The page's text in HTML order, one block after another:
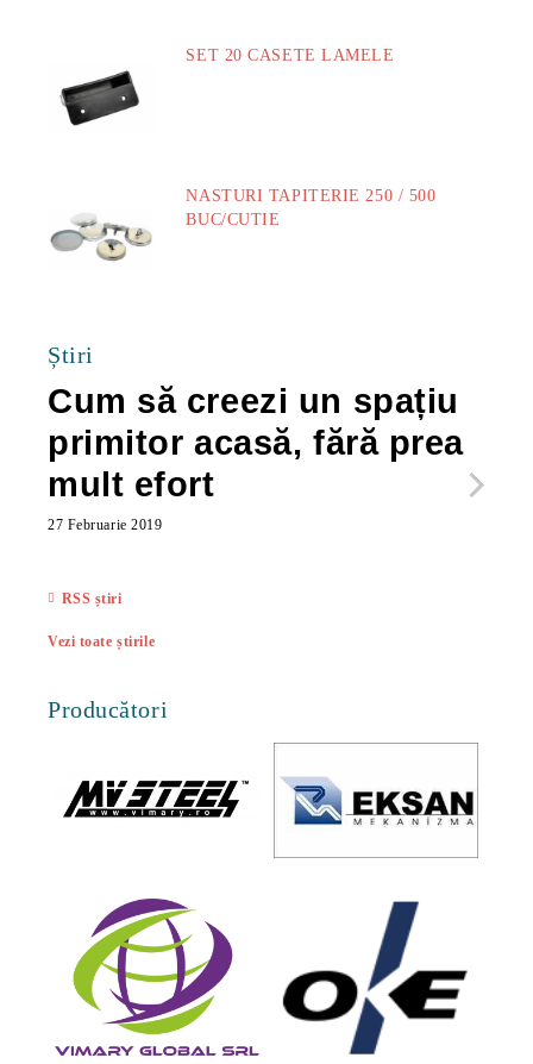
SET 20 CASETE LAMELE
NASTURI TAPITERIE 250 / 500
BUC/CUTIE
Știri
Cum să creezi un spațiu
primitor acasă, fără prea
mult efort
27 Februarie 2019
RSS știri
Vezi toate știrile
Producători